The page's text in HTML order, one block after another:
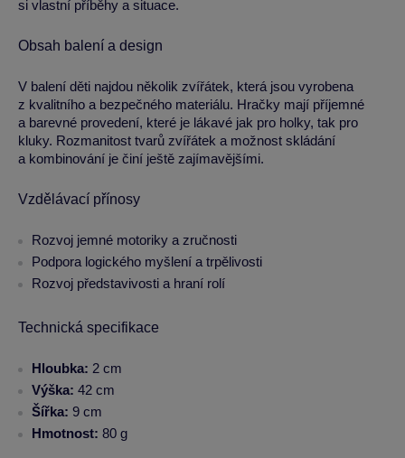
si vlastní příběhy a situace.
Obsah balení a design
V balení děti najdou několik zvířátek, která jsou vyrobena
z kvalitního a bezpečného materiálu. Hračky mají příjemné
a barevné provedení, které je lákavé jak pro holky, tak pro
kluky. Rozmanitost tvarů zvířátek a možnost skládání
a kombinování je činí ještě zajímavějšími.
Vzdělávací přínosy
Rozvoj jemné motoriky a zručnosti
Podpora logického myšlení a trpělivosti
Rozvoj představivosti a hraní rolí
Technická specifikace
Hloubka: 2 cm
Výška: 42 cm
Šířka: 9 cm
Hmotnost: 80 g